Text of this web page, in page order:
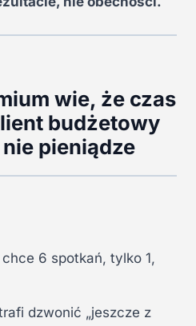
wie, że czas
budżetowy
pieniądze
6 spotkań, tylko 1,
dzwonić „jeszcze z